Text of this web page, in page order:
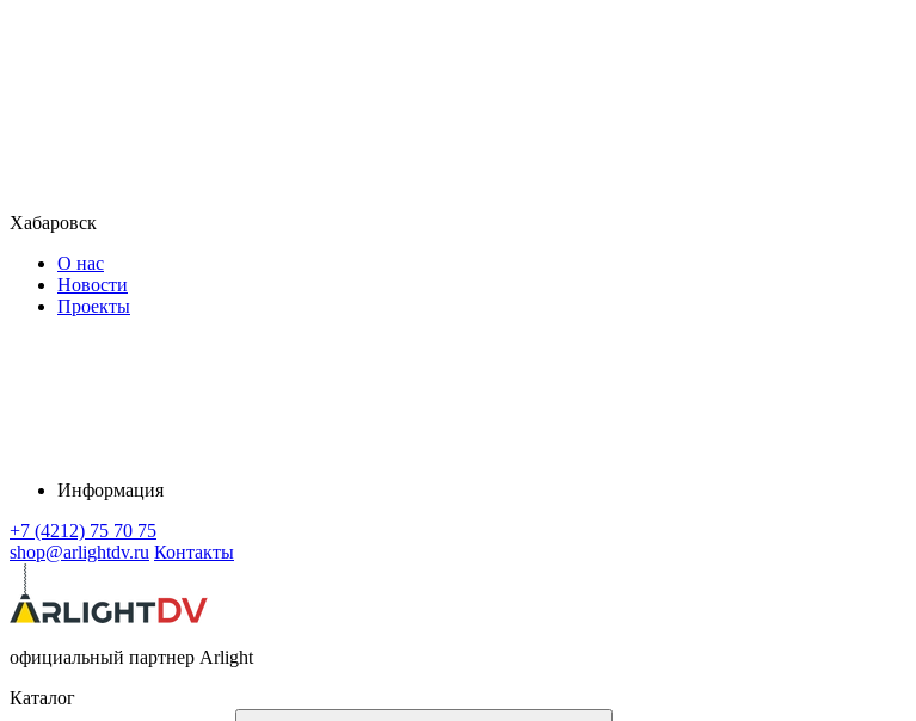
Хабаровск
О нас
Новости
Проекты
Информация
+7 (4212) 75 70 75
shop@arlightdv.ru Контакты
официальный партнер Arlight
Каталог